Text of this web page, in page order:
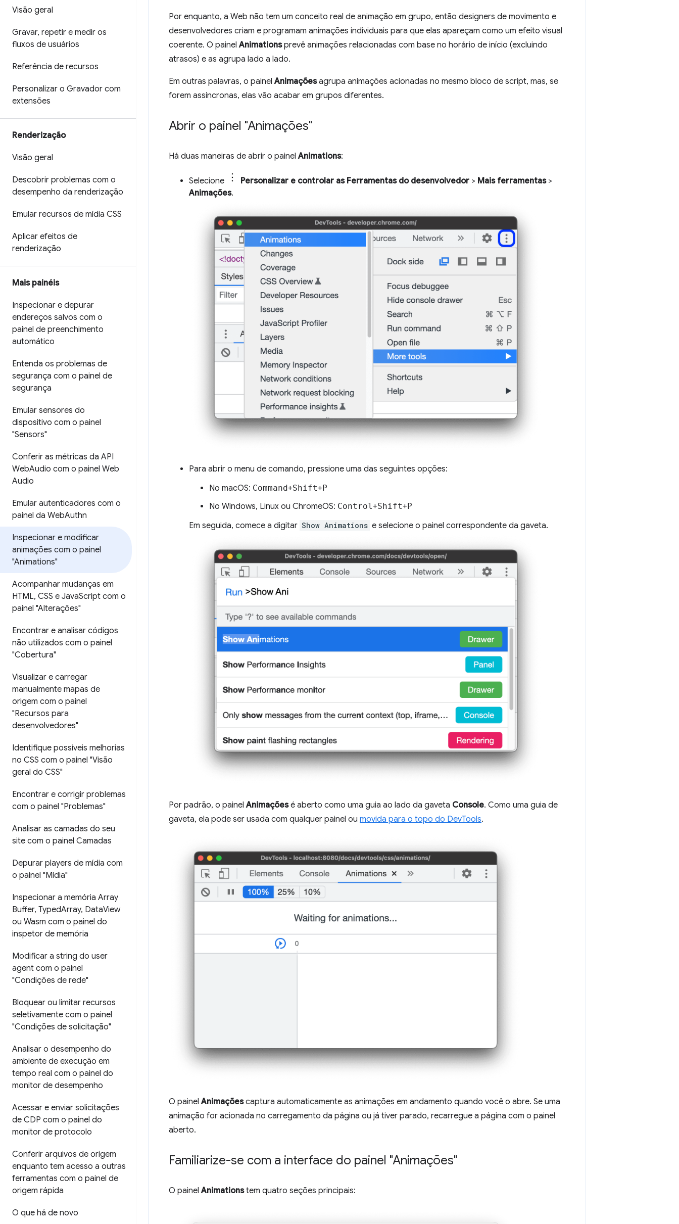
Visão geral
Gravar, repetir e medir os
fluxos de usuários
Referência de recursos
Personalizar o Gravador com
extensões
Renderização
Visão geral
Descobrir problemas com o
desempenho da renderização
Emular recursos de mídia CSS
Aplicar efeitos de
renderização
Mais painéis
Inspecionar e depurar
endereços salvos com o
painel de preenchimento
automático
Entenda os problemas de
segurança com o painel de
segurança
Emular sensores do
dispositivo com o painel
"Sensors"
Conferir as métricas da API
WebAudio com o painel Web
Audio
Emular autenticadores com o
painel da WebAuthn
Inspecionar e modificar
animações com o painel
"Animations"
Acompanhar mudanças em
HTML, CSS e JavaScript com o
painel "Alterações"
Encontrar e analisar códigos
não utilizados com o painel
"Cobertura"
Visualizar e carregar
manualmente mapas de
origem com o painel
"Recursos para
desenvolvedores"
Identifique possíveis melhorias
no CSS com o painel "Visão
geral do CSS"
Encontrar e corrigir problemas
com o painel "Problemas"
Analisar as camadas do seu
site com o painel Camadas
Depurar players de mídia com
o painel "Mídia"
Inspecionar a memória Array
Buffer, TypedArray, DataView
ou Wasm com o painel do
inspetor de memória
Modificar a string do user
agent com o painel
"Condições de rede"
Bloquear ou limitar recursos
seletivamente com o painel
"Condições de solicitação"
Analisar o desempenho do
ambiente de execução em
tempo real com o painel do
monitor de desempenho
Acessar e enviar solicitações
de CDP com o painel do
monitor de protocolo
Conferir arquivos de origem
enquanto tem acesso a outras
ferramentas com o painel de
origem rápida
O que há de novo
Por enquanto, a Web não tem um conceito real de animação em grupo, então designers de movimento e
desenvolvedores criam e programam animações individuais para que elas apareçam como um efeito visual
coerente. O painelAnimationsprevê animações relacionadas com base no horário de início (excluindo
atrasos) e as agrupa lado a lado.
Em outras palavras, o painelAnimaçõesagrupa animações acionadas no mesmo bloco de script, mas, se
forem assíncronas, elas vão acabar em grupos diferentes.
Abrir o painel "Animações"
Há duas maneiras de abrir o painelAnimations:
Selecione Personalizar e controlar as Ferramentas do desenvolvedor > Mais ferramentas>
Animações.
Para abrir o menu de comando, pressione uma das seguintes opções:
No macOS: Command+Shift+P
No Windows, Linux ou ChromeOS: Control +Shift+P
Em seguida, comece a digitar Show Animations e selecione o painel correspondente da gaveta.
Por padrão, o painelAnimaçõesé aberto como uma guia ao lado da gaveta Console. Como uma guia de
gaveta, ela pode ser usada com qualquer painel ou movida para o topo do DevTools.
O painelAnimaçõescaptura automaticamente as animações em andamento quando você o abre. Se uma
animação for acionada no carregamento da página ou já tiver parado, recarregue a página com o painel
aberto.
Familiarize-se com a interface do painel "Animações"
O painelAnimationstem quatro seções principais: